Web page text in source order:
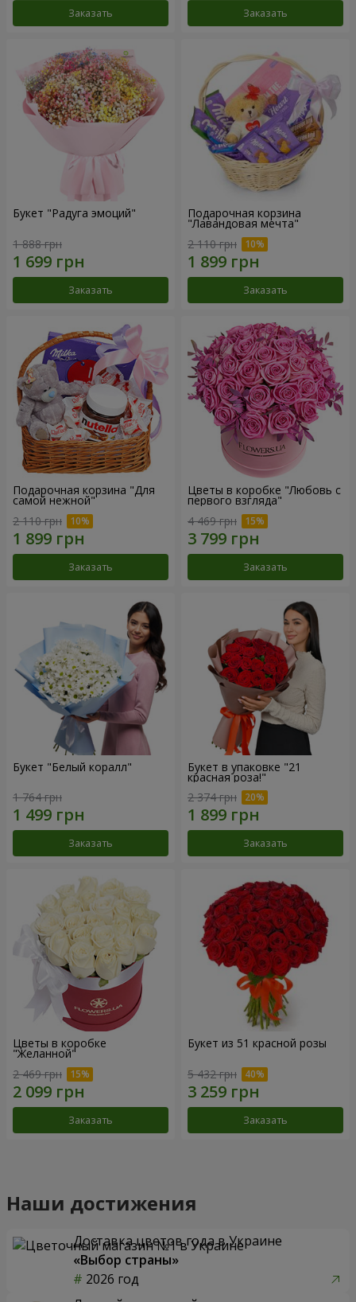
Заказать Заказать
Букет "Радуга эмоций"
1 888 грн
Заказать
Подарочная корзина
"Лавандовая мечта"
2 110 грн
Заказать
Подарочная корзина "Для
самой нежной"
2 110 грн
Заказать
Цветы в коробке "Любовь с
первого взгляда"
4 469 грн
Заказать
Букет "Белый коралл"
1 764 грн
Заказать
Букет в упаковке "21
красная роза!"
2 374 грн
Заказать
Цветы в коробке
"Желанной"
2 469 грн
Заказать
Букет из 51 красной розы
5 432 грн
Заказать
Наши достижения
Доставка цветов года в Украине
«Выбор страны»
2026 год